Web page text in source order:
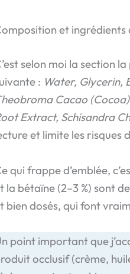
et ingrédients
selon moi la section
: Water, Glycerin,
Cacao
Extract, Schisandra
et limite les risques
qui frappe d’emblée,
la bétaïne (2–3 %) sont
bien dosés, qui font
point important que
occlusif (crème,